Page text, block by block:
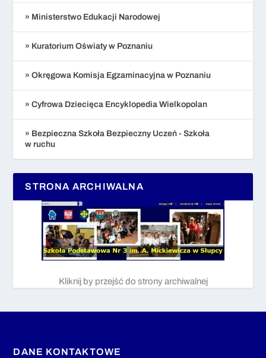
» Ministerstwo Edukacji Narodowej
» Kuratorium Oświaty w Poznaniu
» Okręgowa Komisja Egzaminacyjna w Poznaniu
» Cyfrowa Dziecięca Encyklopedia Wielkopolan
» Bezpieczna Szkoła Bezpieczny Uczeń - Szkoła
w ruchu
STRONA ARCHIWALNA
Kliknij by przejść do strony archiwalnej
DANE KONTAKTOWE